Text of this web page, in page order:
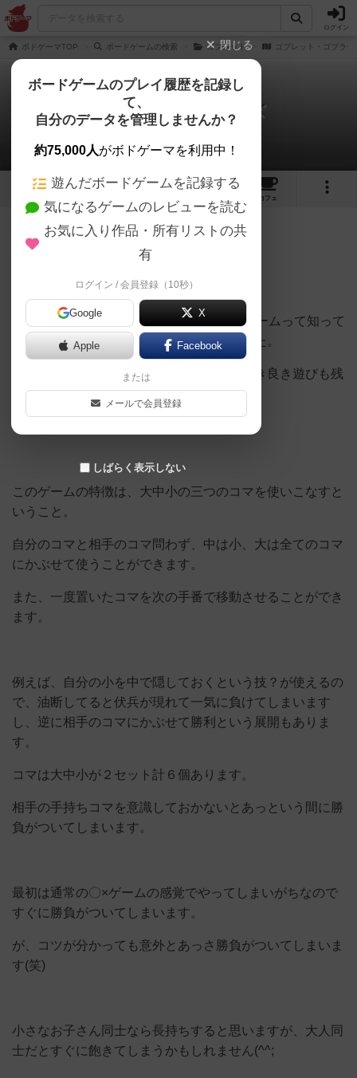
ログイン
ボドゲーマTOP ボードゲームの検索 ゴブレット ゴブレット・ゴブラー
ゴブレット・ゴブラーズ
おとん大佐さんのレビュー
6 3 35
カフェ
180名 0名 0 6年以上前
一言でいえば〇×ゲーム
ルールを説明する時に8歳の息子に「〇×ゲームって知って
る」って聞いたら知っていたので驚きました。
デジタルゲームがお盛んな昨今ですが、古き良き遊びも残
っているんだなと。
という話はさておき…
このゲームの特徴は、大中小の三つのコマを使いこなすと
いうこと。
自分のコマと相手のコマ問わず、中は小、大は全てのコマ
にかぶせて使うことができます。
また、一度置いたコマを次の手番で移動させることができ
ます。
例えば、自分の小を中で隠しておくという技？が使えるの
で、油断してると伏兵が現れて一気に負けてしまいます
し、逆に相手のコマにかぶせて勝利という展開もありま
す。
コマは大中小が２セット計６個あります。
相手の手持ちコマを意識しておかないとあっという間に勝
負がついてしまいます。
最初は通常の〇×ゲームの感覚でやってしまいがちなので
すぐに勝負がついてしまいます。
が、コツが分かっても意外とあっさ勝負がついてしまいま
す(笑)
小さなお子さん同士なら長持ちすると思いますが、大人同
士だとすぐに飽きてしまうかもしれません(^^;
閉じる
ボードゲームのプレイ履歴を記録し
て、
自分のデータを管理しませんか？
約75,000人がボドゲーマを利用中！
遊んだボードゲームを記録する
気になるゲームのレビューを読む
お気に入り作品・所有リストの共
有
ログイン / 会員登録（10秒）
Google X
Apple Facebook
または
メールで会員登録
しばらく表示しない